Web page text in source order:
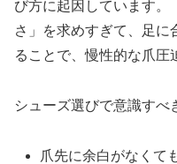
び方に起因しています。
さ」を求めすぎて、足に
ることで、慢性的な爪圧
シューズ選びで意識すべ
爪先に余白がなくて